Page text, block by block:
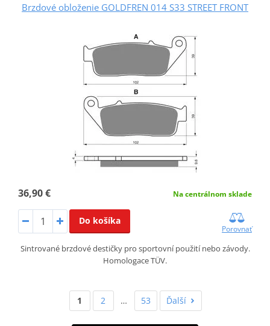
Brzdové obloženie GOLDFREN 014 S33 STREET FRONT
36,90 € Na centrálnom sklade
Do košíka
Porovnať
Sintrované brzdové destičky pro sportovní použití nebo závody.
Homologace TÜV.
1 2 … 53 Ďalší